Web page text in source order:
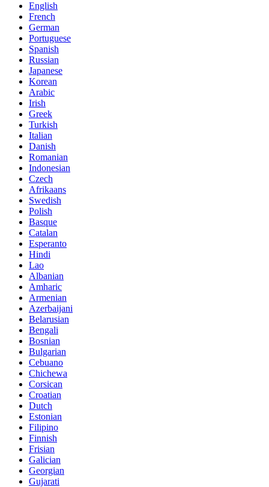
English
French
German
Portuguese
Spanish
Russian
Japanese
Korean
Arabic
Irish
Greek
Turkish
Italian
Danish
Romanian
Indonesian
Czech
Afrikaans
Swedish
Polish
Basque
Catalan
Esperanto
Hindi
Lao
Albanian
Amharic
Armenian
Azerbaijani
Belarusian
Bengali
Bosnian
Bulgarian
Cebuano
Chichewa
Corsican
Croatian
Dutch
Estonian
Filipino
Finnish
Frisian
Galician
Georgian
Gujarati